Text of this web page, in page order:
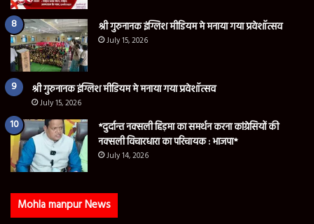
श्री गुरुनानक इंग्लिश मीडियम मे मनाया गया प्रवेशॉत्सव
July 15, 2026
श्री गुरुनानक इंग्लिश मीडियम मे मनाया गया प्रवेशॉत्सव
July 15, 2026
*दुर्दान्त नक्सली हिड़मा का समर्थन करना कांग्रेसियों की
नक्सली विचारधारा का परिचायक : भाजपा*
July 14, 2026
Mohla manpur News